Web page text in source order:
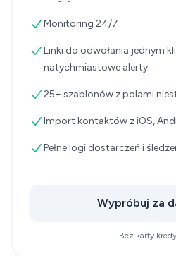
Monitoring 24/7
Linki do odwołania jednym
natychmiastowe alerty
25+ szablonów z polami
Import kontaktów z iOS,
Pełne logi dostarczeń i
Wypróbuj za
Bez karty